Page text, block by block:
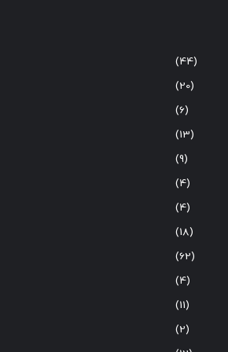
(44)
(20)
(6)
(13)
(9)
(4)
(4)
(18)
(62)
(4)
(11)
(2)